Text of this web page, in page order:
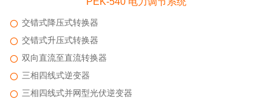
交错式降压式转换器
交错式升压式转换器
双向直流至直流转换器
三相四线式逆变器
三相四线式并网型光伏逆变器